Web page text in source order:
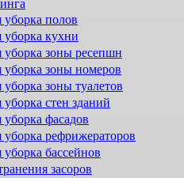
полов
уборка кухни
уборка зоны ресепшн
уборка зоны номеров
зоны туалетов
стен зданий
фасадов
уборка рефрижераторов
бассейнов
засоров